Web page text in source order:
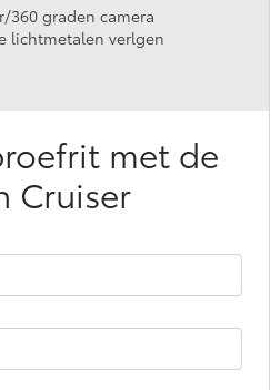
360 graden camera
lichtmetalen verlgen
met de
Cruiser